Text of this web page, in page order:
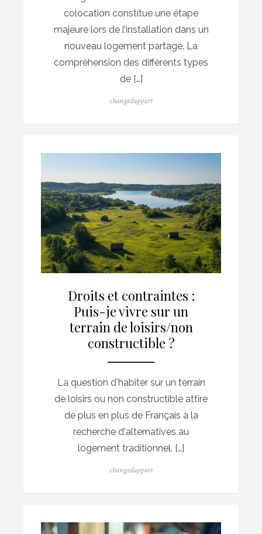
colocation constitue une étape
majeure lors de l’installation dans un
nouveau logement partagé. La
compréhension des différents types
de […]
Posted
Author
changedappart
Droits et contraintes :
Puis-je vivre sur un
terrain de loisirs/non
constructible ?
La question d'habiter sur un terrain
de loisirs ou non constructible attire
de plus en plus de Français à la
recherche d'alternatives au
logement traditionnel. […]
Posted
Author
changedappart